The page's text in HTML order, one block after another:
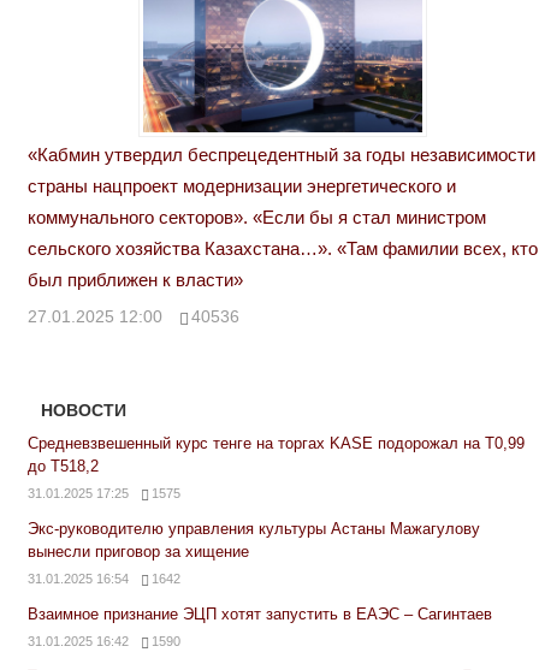
«Кабмин утвердил беспрецедентный за годы независимости
страны нацпроект модернизации энергетического и
коммунального секторов». «Если бы я стал министром
сельского хозяйства Казахстана…». «Там фамилии всех, кто
был приближен к власти»
27.01.2025 12:00 40536
НОВОСТИ
Средневзвешенный курс тенге на торгах KASE подорожал на Т0,99
до Т518,2
31.01.2025 17:25 1575
Экс-руководителю управления культуры Астаны Мажагулову
вынесли приговор за хищение
31.01.2025 16:54 1642
Взаимное признание ЭЦП хотят запустить в ЕАЭС – Сагинтаев
31.01.2025 16:42 1590